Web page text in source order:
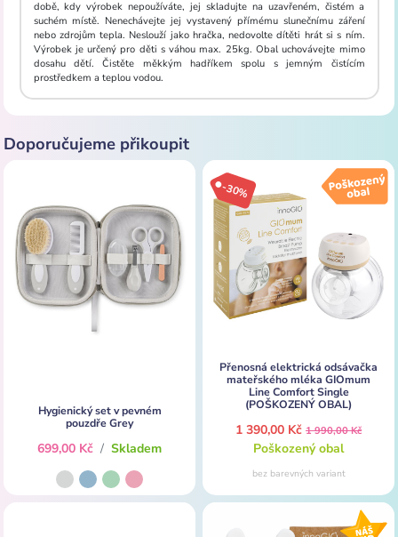
době, kdy výrobek nepoužíváte, jej skladujte na uzavřeném, čistém a
suchém místě. Nenechávejte jej vystavený přímému slunečnímu záření
nebo zdrojům tepla. Neslouží jako hračka, nedovolte dítěti hrát si s ním.
Výrobek je určený pro děti s váhou max. 25kg. Obal uchovávejte mimo
dosahu dětí. Čistěte měkkým hadříkem spolu s jemným čistícím
prostředkem a teplou vodou.
Doporučujeme přikoupit
Hygienický set v pevném
pouzdře Grey
699,00 Kč / Skladem
-30%
Přenosná elektrická odsávačka
mateřského mléka GIOmum
Line Comfort Single
(POŠKOZENÝ OBAL)
1 390,00 Kč 1 990,00 Kč
Poškozený obal
bez barevných variant